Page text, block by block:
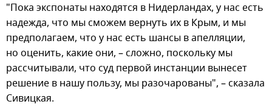
"Пока экспонаты находятся в Нидерландах, у нас есть
надежда, что мы сможем вернуть их в Крым, и мы
предполагаем, что у нас есть шансы в апелляции,
но оценить, какие они, – сложно, поскольку мы
рассчитывали, что суд первой инстанции вынесет
решение в нашу пользу, мы разочарованы", – сказала
Сивицкая.